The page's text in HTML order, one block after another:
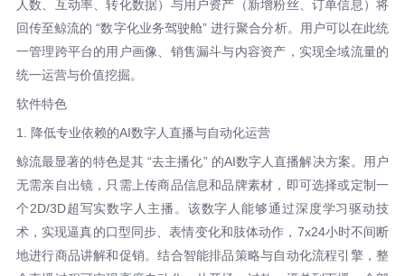
人数、互动率、转化数据）与用户资产（新增粉丝、订单信息）将
回传至鲸流的 “数字化业务驾驶舱” 进行聚合分析。用户可以在此统
一管理跨平台的用户画像、销售漏斗与内容资产，实现全域流量的
统一运营与价值挖掘。
软件特色
1. 降低专业依赖的AI数字人直播与自动化运营
鲸流最显著的特色是其 “去主播化” 的AI数字人直播解决方案。用户
无需亲自出镜，只需上传商品信息和品牌素材，即可选择或定制一
个2D/3D超写实数字人主播。该数字人能够通过深度学习驱动技
术，实现逼真的口型同步、表情变化和肢体动作，7x24小时不间断
地进行商品讲解和促销。结合智能排品策略与自动化流程引擎，整